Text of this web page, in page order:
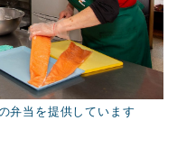
弁当を提供しています